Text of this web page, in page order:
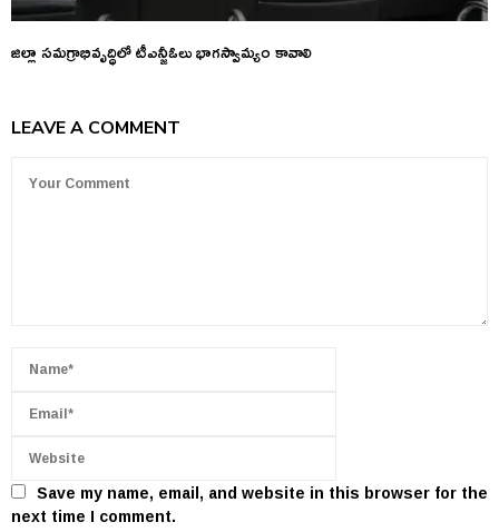
జిల్లా సమగ్రాభివృద్ధిలో టీఎన్జీఓలు భాగస్వామ్యం కావాలి
LEAVE A COMMENT
Save my name, email, and website in this browser for the
next time I comment.